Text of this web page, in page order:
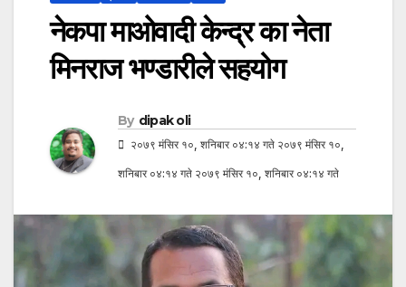
नेकपा माओवादी केन्द्र का नेता
मिनराज भण्डारीले सहयोग
By dipak oli
२०७९ मंसिर १०, शनिबार ०४:१४ गते २०७९ मंसिर १०,
शनिबार ०४:१४ गते २०७९ मंसिर १०, शनिबार ०४:१४ गते